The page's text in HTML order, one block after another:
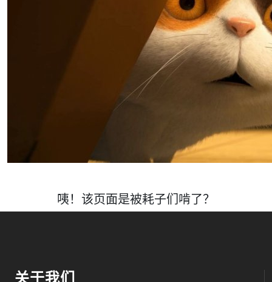
咦！该页面是被耗子们啃了？
关于我们